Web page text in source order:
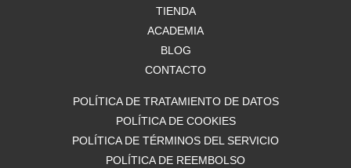
r
a
m
TIENDA
ACADEMIA
BLOG
CONTACTO
POLÍTICA DE TRATAMIENTO DE DATOS
POLÍTICA DE COOKIES
POLÍTICA DE TÉRMINOS DEL SERVICIO
POLÍTICA DE REEMBOLSO